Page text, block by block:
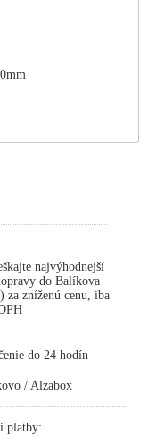
najvýhodnejší
do Balíkova
za zníženú cenu, iba
do 24 hodín
/ Alzabox
platby: